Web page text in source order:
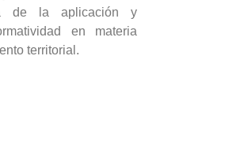
de la aplicación y
en materia
territorial.